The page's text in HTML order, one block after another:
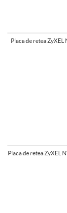
Placa de retea
Placa de retea ZyXEL